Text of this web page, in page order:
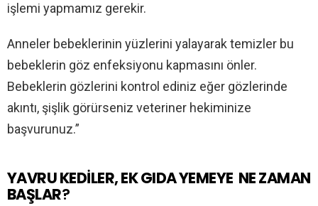
işlemi yapmamız gerekir.
Anneler bebeklerinin yüzlerini yalayarak temizler bu
bebeklerin göz enfeksiyonu kapmasını önler.
Bebeklerin gözlerini kontrol ediniz eğer gözlerinde
akıntı, şişlik görürseniz veteriner hekiminize
başvurunuz.”
YAVRU KEDİLER, EK GIDA YEMEYE NE ZAMAN
BAŞLAR?